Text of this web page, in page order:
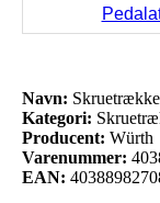
Navn:
Kategori:
Producent: Würth
Varenummer:
EAN: